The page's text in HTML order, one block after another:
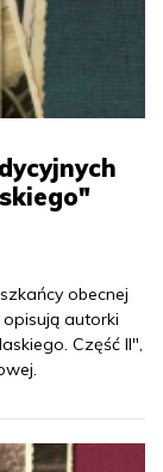
obecnej
autorki
Część II",